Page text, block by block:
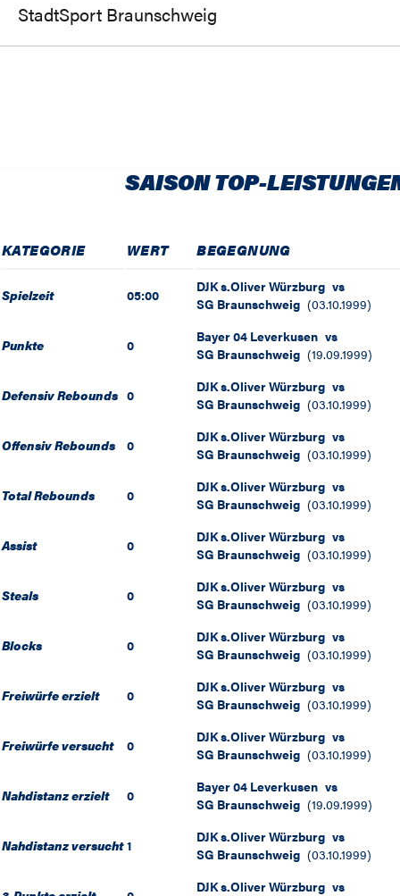
StadtSport Braunschweig
SAISON TOP-
KATEGORIE WERT BEGEGNUNG
Spielzeit 05:00 DJK s.Oliver Würzburg vs
SG Braunschweig (03.10.1999)
Punkte 0 Bayer 04 Leverkusen vs
SG Braunschweig (19.09.1999)
Defensiv Rebounds 0 DJK s.Oliver Würzburg vs
SG Braunschweig (03.10.1999)
Offensiv Rebounds 0 DJK s.Oliver Würzburg vs
SG Braunschweig (03.10.1999)
Total Rebounds 0 DJK s.Oliver Würzburg vs
SG Braunschweig (03.10.1999)
Assist 0 DJK s.Oliver Würzburg vs
SG Braunschweig (03.10.1999)
Steals 0 DJK s.Oliver Würzburg vs
SG Braunschweig (03.10.1999)
Blocks 0 DJK s.Oliver Würzburg vs
SG Braunschweig (03.10.1999)
Freiwürfe erzielt 0 DJK s.Oliver Würzburg vs
SG Braunschweig (03.10.1999)
Freiwürfe versucht 0 DJK s.Oliver Würzburg vs
SG Braunschweig (03.10.1999)
Nahdistanz erzielt 0 Bayer 04 Leverkusen vs
SG Braunschweig (19.09.1999)
Nahdistanz versucht 1 DJK s.Oliver Würzburg vs
SG Braunschweig (03.10.1999)
DJK s.Oliver Würzburg vs